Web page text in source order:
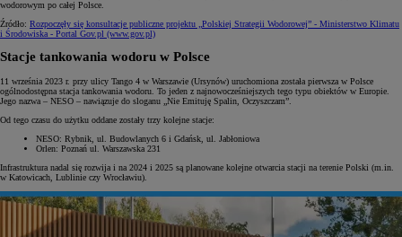
wodorowym po całej Polsce.
Źródło: Rozpoczęły się konsultacje publiczne projektu „Polskiej Strategii Wodorowej” - Ministerstwo Klimatu
i Środowiska - Portal Gov.pl (www.gov.pl)
Stacje tankowania wodoru w Polsce
11 września 2023 r. przy ulicy Tango 4 w Warszawie (Ursynów) uruchomiona została pierwsza w Polsce
ogólnodostępna stacja tankowania wodoru. To jeden z najnowocześniejszych tego typu obiektów w Europie.
Jego nazwa – NESO – nawiązuje do sloganu „Nie Emituję Spalin, Oczyszczam”.
Od tego czasu do użytku oddane zostały trzy kolejne stacje:
NESO: Rybnik, ul. Budowlanych 6 i Gdańsk, ul. Jabłoniowa
Orlen: Poznań ul. Warszawska 231
Infrastruktura nadal się rozwija i na 2024 i 2025 są planowane kolejne otwarcia stacji na terenie Polski (m.in.
w Katowicach, Lublinie czy Wrocławiu).